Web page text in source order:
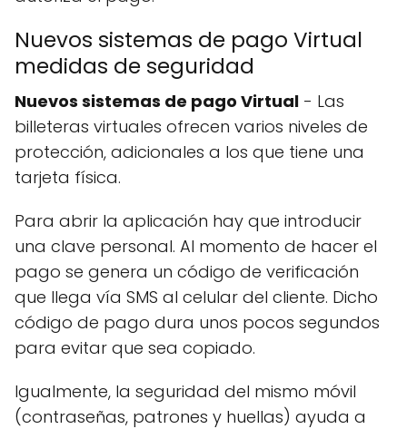
Nuevos sistemas de pago Virtual
medidas de seguridad
Nuevos sistemas de pago Virtual - Las
billeteras virtuales ofrecen varios niveles de
protección, adicionales a los que tiene una
tarjeta física.
Para abrir la aplicación hay que introducir
una clave personal. Al momento de hacer el
pago se genera un código de verificación
que llega vía SMS al celular del cliente. Dicho
código de pago dura unos pocos segundos
para evitar que sea copiado.
Igualmente, la seguridad del mismo móvil
(contraseñas, patrones y huellas) ayuda a